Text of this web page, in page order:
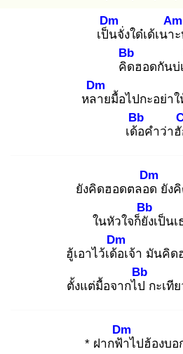
เป็น
Dm
จั่งใด๋เด้เนาะ
Am
คิด
Bb
ฮอดกันบ่
หลา
Dm
ยมื้อไปกะอย่าใ
เด้อ
Bb
คำว่า
ยังคิดฮอดตลอด
Dm
ยัง
ในหัวใจก็ยัง
Bb
เป็นเ
ฮู้เอาไว้เด้อ
Dm
เจ้า มันคิด
ตั้งแต่มื้อจากไป
Bb
กะเที
* ฝากฟ้า
Dm
ไปฮ้องบอ